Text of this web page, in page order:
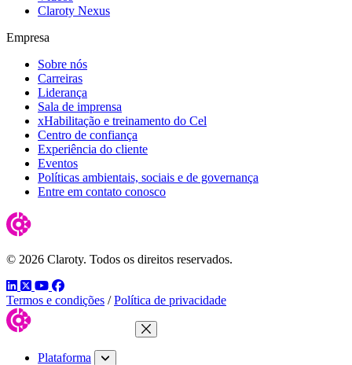
Claroty Nexus
Empresa
Sobre nós
Carreiras
Liderança
Sala de imprensa
xHabilitação e treinamento do Cel
Centro de confiança
Experiência do cliente
Eventos
Políticas ambientais, sociais e de governança
Entre em contato conosco
© 2026 Claroty. Todos os direitos reservados.
LinkedIn
TwitterYouTube
Facebook
Termos e condições / Política de privacidade
Fechar menu
Plataforma